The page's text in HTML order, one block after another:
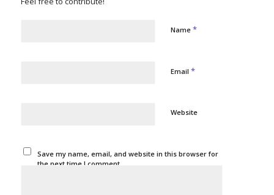
Name *
Email *
Website
Save my name, email, and website in this browser for
the next time I comment.